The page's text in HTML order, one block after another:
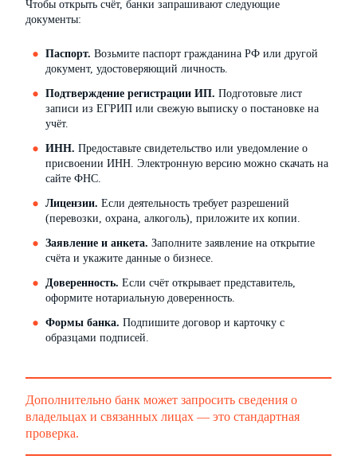
Чтобы открыть счёт, банки запрашивают следующие
документы:
Паспорт. Возьмите паспорт гражданина РФ или другой
документ, удостоверяющий личность.
Подтверждение регистрации ИП. Подготовьте лист
записи из ЕГРИП или свежую выписку о постановке на
учёт.
ИНН. Предоставьте свидетельство или уведомление о
присвоении ИНН. Электронную версию можно скачать на
сайте ФНС.
Лицензии. Если деятельность требует разрешений
(перевозки, охрана, алкоголь), приложите их копии.
Заявление и анкета. Заполните заявление на открытие
счёта и укажите данные о бизнесе.
Доверенность. Если счёт открывает представитель,
оформите нотариальную доверенность.
Формы банка. Подпишите договор и карточку с
образцами подписей.
Дополнительно банк может запросить сведения о
владельцах и связанных лицах — это стандартная
проверка.